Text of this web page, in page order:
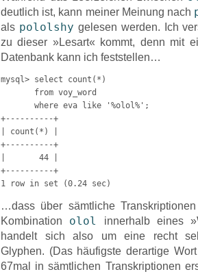
deutlich ist, kann meiner Meinung nach
als pololshy gelesen werden. Ich
zu dieser »Lesart« kommt, denn mit
Datenbank kann ich feststellen…
mysql> select count(*)
       from voy_word
       where eva like '%olol%';
+----------+
| count(*) |
+----------+
|       44 |
+----------+
1 row in set (0.24 sec)
…dass über sämtliche
Kombination olol
innerhalb eines
handelt sich also um eine recht
Glyphen. (Das häufigste derartige
67mal in sämtlichen Transkriptionen